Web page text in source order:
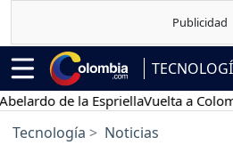
de la EspriellaVuelta a Colombia
Tecnología Noticias